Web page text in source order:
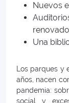
Nuevos
Una
Los parques
años, nacen
pandemia:
social y